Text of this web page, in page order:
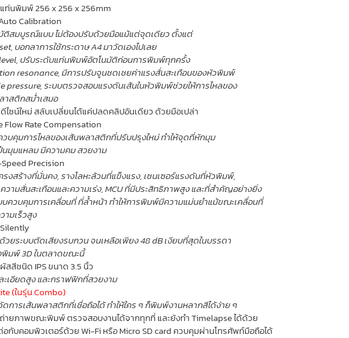
ท่นพิมพ์ 256 x 256 x 256mm
Calibration
ติสมบูรณ์แบบ ไม่ต้องปรับด้วยมือแม้แต่จุดเดียว ตั้งแต่
บอกลาการใช้กระดาษ A4 มาวัดเองไปเลย
ปรับระดับแท่นพิมพ์อัตโนมัติก่อนการพิมพ์ทุกครั้ง
resonance, มีการปรับจูนชดเชยค่าแรงสั่นสะเทือนของหัวพิมพ์
pressure, ระบบตรวจสอบแรงดันเส้นในหัวพิมพ์ช่วยให้การไหลของ
าสติกสม่ำเสมอ
ไซน์ใหม่ สลับเปลี่ยนได้แค่ปลดคลิปอันเดียว ด้วยมือเปล่า
Flow Rate Compensation
วบคุมการไหลของเส้นพลาสติกที่ปรับปรุงใหม่ ทำให้จุดที่หักมุม
นมุมแหลม มีความคม สวยงาม
Precision
รงสร้างที่มั่นคง, รางโลหะล้วนที่แข็งแรง, เซนเซอร์แรงดันที่หัวพิมพ์,
วามสั่นสะเทือนและความเร่ง, MCU ที่มีประสิทธิภาพสูง และที่สำคัญอย่างยิ่ง
บควบคุมการเคลื่อนที่ ที่ล้ำหน้า ทำให้การพิมพ์มีความแม่นยำแม้ขณะเคลื่อนที่
ามเร็วสูง
วยระบบตัดเสียงรบกวน จนเหลือเพียง 48 dB เงียบที่สุดในบรรดา
พิมพ์ 3D ในตลาดขณะนี้
สสีชนิด IPS ขนาด 3.5 นิ้ว
ะเอียดสูง และกราฟฟิกที่สวยงาม
(ในรุ่น Combo)
ดการเส้นพลาสติกที่เชื่อถือได้ ทำให้ใคร ๆ ก็พิมพ์งานหลากสีได้ง่าย ๆ
ายภาพขณะพิมพ์ ตรวจสอบงานได้จากทุกที่ และยังทำ Timelapse ได้ด้วย
อกับคอมพิวเตอร์ด้วย Wi-Fi หรือ Micro SD card ควบคุมผ่านโทรศัพท์มือถือได้